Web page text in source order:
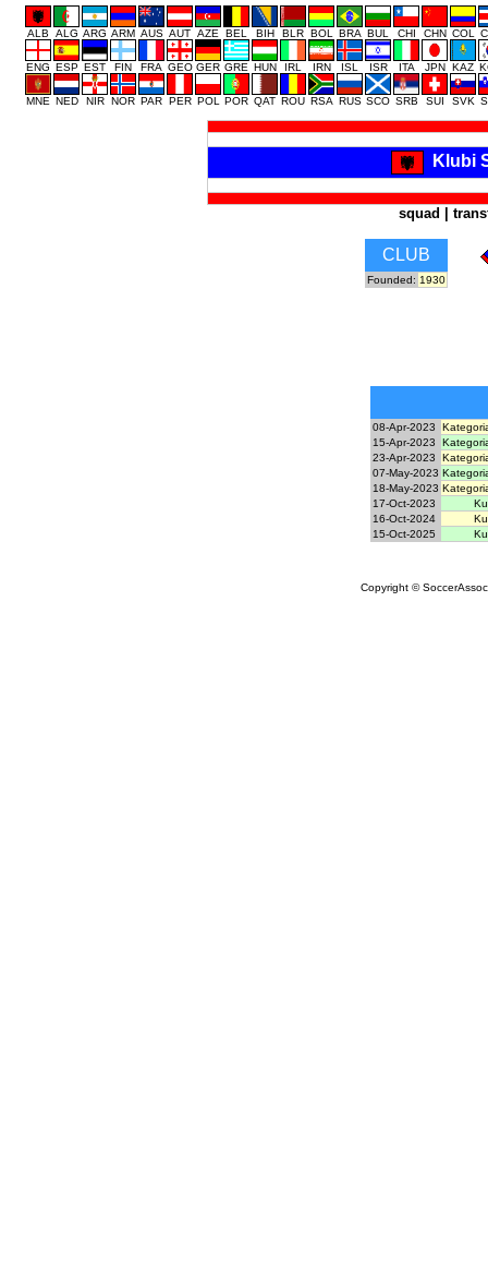
ALB ALG ARG ARM AUS AUT AZE BEL BIH BLR BOL BRA BUL CHI CHN COL
ENG ESP EST FIN FRA GEO GER GRE HUN IRL IRN ISL ISR ITA JPN KAZ
MNE NED NIR NOR PAR PER POL POR QAT ROU RSA RUS SCO SRB SUI SVK
Klubi
squad
CLUB
Founded: 1930
08-Apr-2023
15-Apr-2023
23-Apr-2023
07-May-2023
18-May-2023
17-Oct-2023
16-Oct-2024
15-Oct-2025
Copyright ©